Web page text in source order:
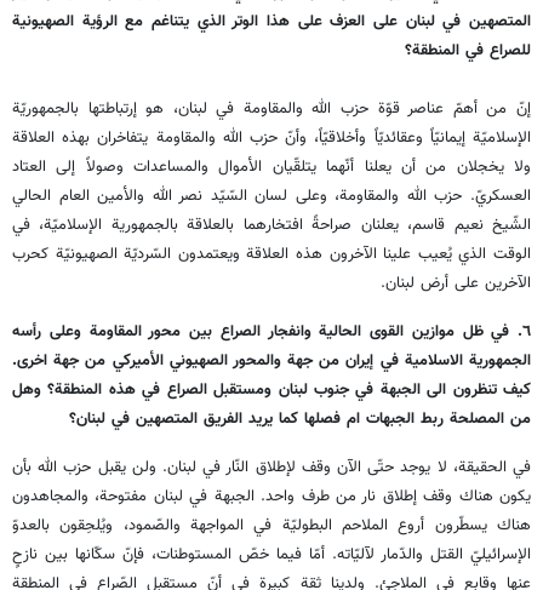
المتصهين في لبنان على العزف على هذا الوتر الذي يتناغم مع الرؤية الصهيونية
للصراع في المنطقة؟
إنّ من أهمّ عناصر قوّة حزب الله والمقاومة في لبنان، هو إرتباطتها بالجمهوريّة
الإسلاميّة إيمانيّاً وعقائديّاً وأخلاقيّاً، وأنّ حزب الله والمقاومة يتفاخران بهذه العلاقة
ولا يخجلان من أن يعلنا أنّهما يتلقّيان الأموال والمساعدات وصولاً إلى العتاد
العسكريّ. حزب الله والمقاومة، وعلى لسان السّيّد نصر الله والأمين العام الحالي
الشّيخ نعيم قاسم، يعلنان صراحةً افتخارهما بالعلاقة بالجمهورية الإسلاميّة، في
الوقت الذي يُعيب علينا الآخرون هذه العلاقة ويعتمدون السّرديّة الصهيونيّة كحرب
الآخرين على أرض لبنان.
٦. في ظل موازين القوى الحالية وانفجار الصراع بين محور المقاومة وعلى رأسه
الجمهورية الاسلامية في إيران من جهة والمحور الصهيوني الأميركي من جهة اخرى.
كيف تنظرون الى الجبهة في جنوب لبنان ومستقبل الصراع في هذه المنطقة؟ وهل
من المصلحة ربط الجبهات ام فصلها كما يريد الفريق المتصهين في لبنان؟
في الحقيقة، لا يوجد حتّى الآن وقف لإطلاق النّار في لبنان. ولن يقبل حزب الله بأن
يكون هناك وقف إطلاق نار من طرف واحد. الجبهة في لبنان مفتوحة، والمجاهدون
هناك يسطّرون أروع الملاحم البطوليّة في المواجهة والصّمود، ويُلحِقون بالعدوّ
الإسرائيليّ القتل والدّمار لآليّاته. أمّا فيما خصّ المستوطنات، فإنّ سكّانها بين نازحٍ
عنها وقابعٍ في الملاجئ. ولدينا ثقة كبيرة في أنّ مستقبل الصّراع في المنطقة